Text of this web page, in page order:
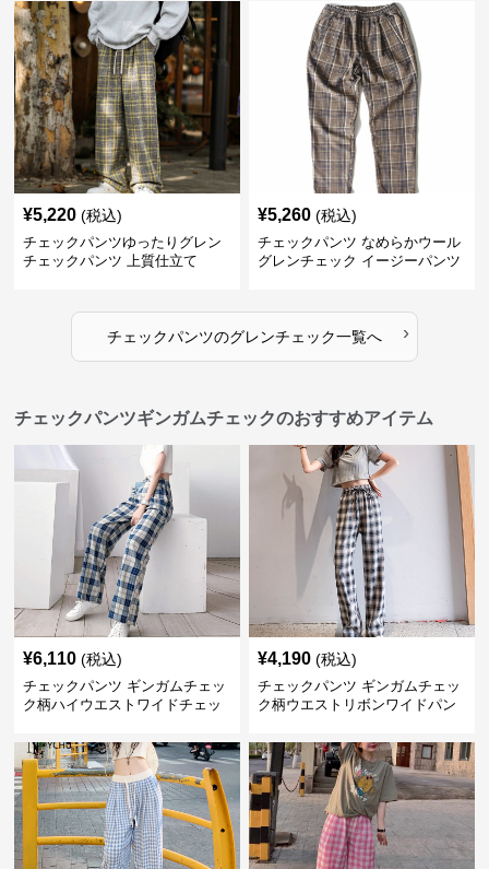
¥5,220 (税込)
チェックパンツゆったりグレン
チェックパンツ 上質仕立て
¥5,260 (税込)
チェックパンツ なめらかウール
グレンチェック イージーパンツ
チェックパンツのグレンチェック一覧へ ›
チェックパンツギンガムチェックのおすすめアイテム
¥6,110 (税込)
チェックパンツ ギンガムチェッ
ク柄ハイウエストワイドチェッ
¥4,190 (税込)
チェックパンツ ギンガムチェッ
ク柄ウエストリボンワイドパン